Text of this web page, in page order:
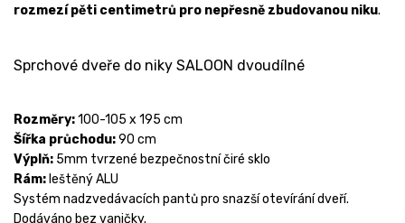
rozmezí pěti centimetrů pro nepřesně zbudovanou niku.
Sprchové dveře do niky SALOON dvoudílné
Rozměry:100-105 x 195 cm
Šířka průchodu:90 cm
Výplň: 5mm tvrzené bezpečnostní čiré sklo
Rám:leštěný ALU
Systém nadzvedávacích pantů pro snazší otevírání dveří.
Dodáváno bez vaničky.